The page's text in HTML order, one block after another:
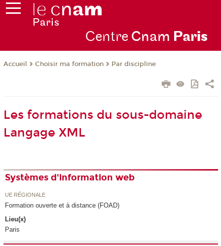
Centre Cnam Paris
Accueil Choisir ma formation Par discipline
Les formations du sous-domaine
Langage XML
Systèmes d'information web
UE RÉGIONALE
Formation ouverte et à distance (FOAD)
Lieu(x)
Paris